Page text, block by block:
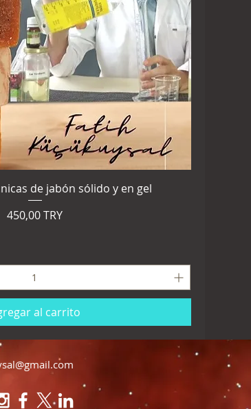
de jabón sólido y en gel
Precio
450,00 TRY
al carrito